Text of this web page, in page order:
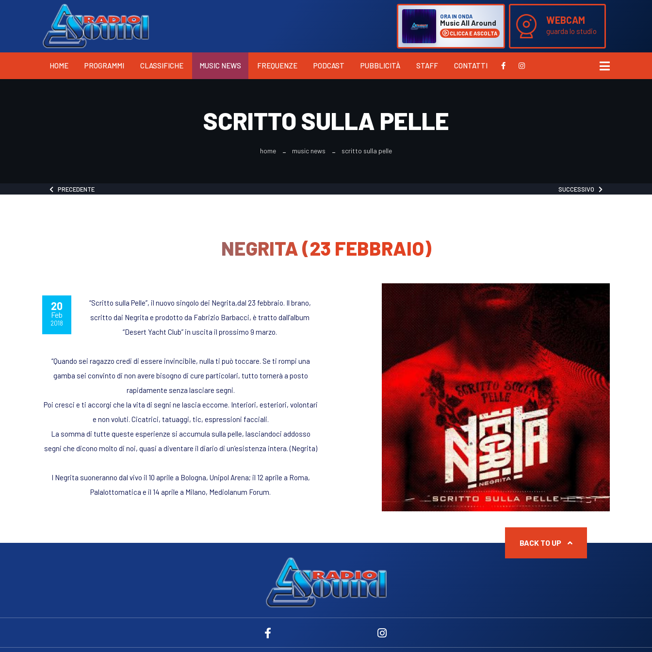
ORA IN ONDA
Music All Around
CLICCA E ASCOLTA
WEBCAM
guarda lo studio
HOME PROGRAMMI CLASSIFICHE MUSIC NEWS FREQUENZE PODCAST PUBBLICITÀ STAFF CONTATTI
SCRITTO SULLA PELLE
home music news scritto sulla pelle
PRECEDENTE SUCCESSIVO
NEGRITA (23 FEBBRAIO)
20
Feb
2018
“Scritto sulla Pelle”, il nuovo singolo dei Negrita,dal 23 febbraio. Il brano,
scritto dai Negrita e prodotto da Fabrizio Barbacci, è tratto dall’album
“Desert Yacht Club” in uscita il prossimo 9 marzo.
“Quando sei ragazzo credi di essere invincibile, nulla ti può toccare. Se ti rompi una
gamba sei convinto di non avere bisogno di cure particolari, tutto tornerà a posto
rapidamente senza lasciare segni.
Poi cresci e ti accorgi che la vita di segni ne lascia eccome. Interiori, esteriori, volontari
e non voluti. Cicatrici, tatuaggi, tic, espressioni facciali.
La somma di tutte queste esperienze si accumula sulla pelle, lasciandoci addosso
segni che dicono molto di noi, quasi a diventare il diario di un’esistenza intera. (Negrita)
I Negrita suoneranno dal vivo il 10 aprile a Bologna, Unipol Arena; il 12 aprile a Roma,
Palalottomatica e il 14 aprile a Milano, Mediolanum Forum.
BACK TO UP